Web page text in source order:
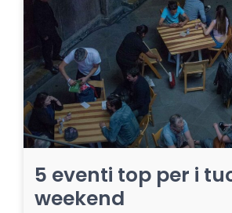
5 eventi top per i
weekend